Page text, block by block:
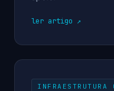
ler artigo
INFRAESTRUTURA